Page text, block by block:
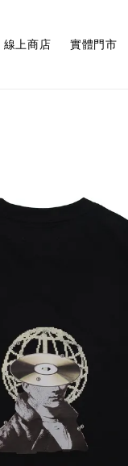
線上商店 實體門市